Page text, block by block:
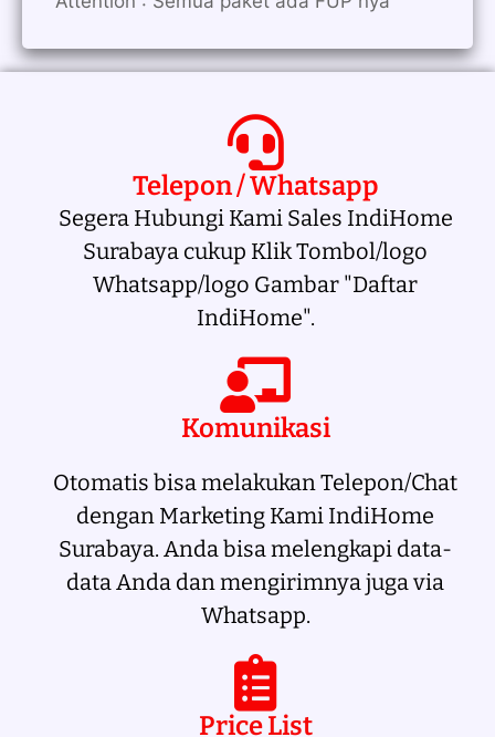
Telepon / Whatsapp
Segera Hubungi Kami Sales IndiHome
Surabaya cukup Klik Tombol/logo
Whatsapp/logo Gambar "Daftar
IndiHome".
Komunikasi
Otomatis bisa melakukan Telepon/Chat
dengan Marketing Kami IndiHome
Surabaya. Anda bisa melengkapi data-
data Anda dan mengirimnya juga via
Whatsapp.
Price List